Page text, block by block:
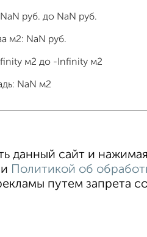
NaN руб. до NaN руб.
м2: NaN руб.
м2 до -Infinity м2
NaN м2
В строящемся доме
Пользовательское соглашение
данный сайт и
и Политикой об
путем запрета